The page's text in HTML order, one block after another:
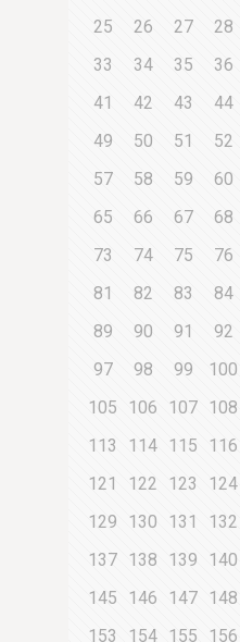
25
26 27 28
33
34 35 36
41
42 43 44
49
50 51 52
57
58 59 60
65
66 67 68
73
74 75 76
81
82 83 84
89
90 91 92
97
98 99 100
105
106 107 108
113
114 115 116
121
122 123 124
129
130 131 132
137 138 139 140
145
146 147 148
153
154 155 156